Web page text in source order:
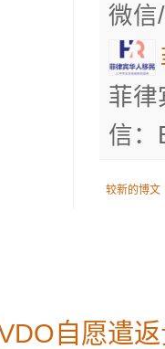
微
菲律
信：
较新的博文
自愿遣